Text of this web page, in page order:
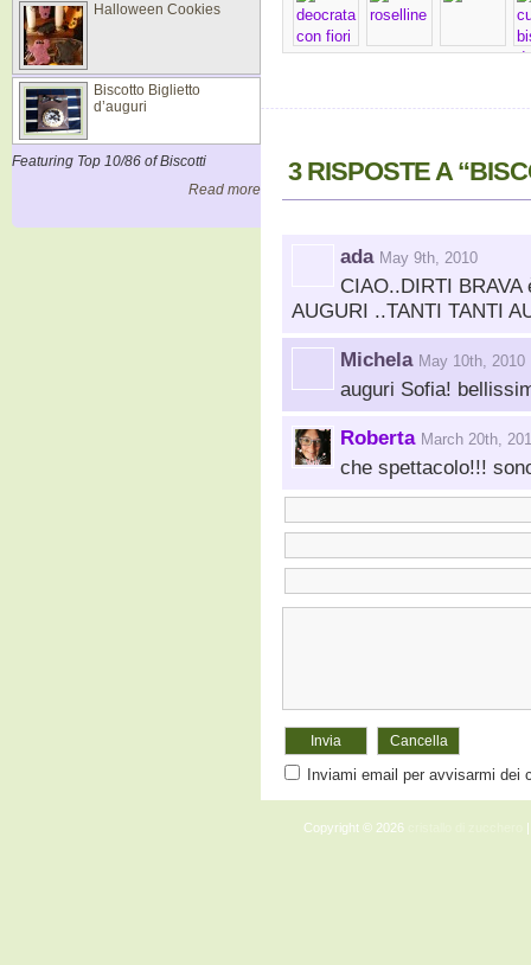
Halloween Cookies
Biscotto Biglietto
d’auguri
Featuring Top 10/86 of Biscotti
Read more
3 RISPOSTE A
ada May 9th, 2010
CIAO..DIRTI
AUGURI ..TANTI TANTI
Michela May 10th, 2010
auguri Sofia!
Roberta March 20th,
che spettacolo!!!
Inviami email per avvisarmi dei
Copyright © 2026